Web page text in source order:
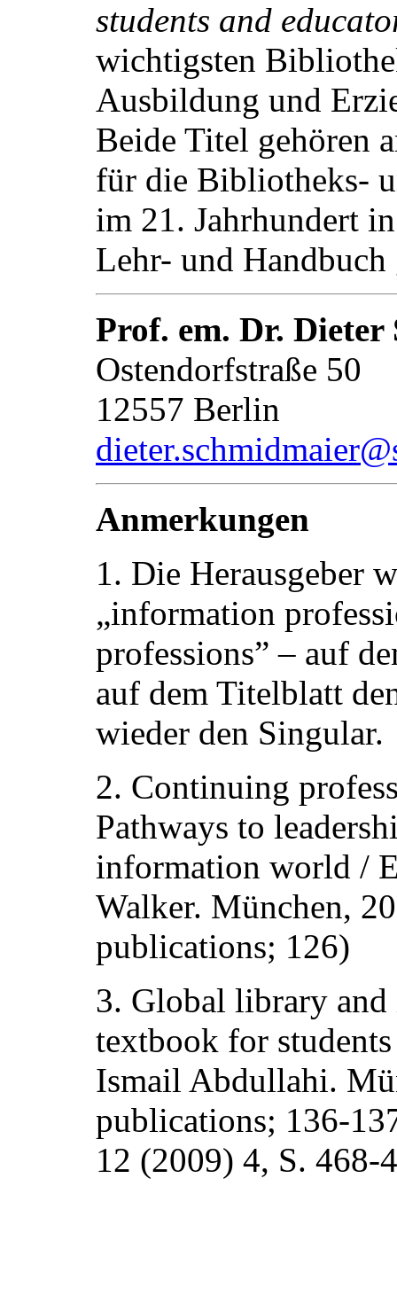
students and
wichtigsten
Ausbildung und
Beide Titel gehören
für die Bibliotheks-
im 21. Jahrhundert
Lehr- und Handbuch
Prof. em. Dr. Dieter
Ostendorfstraße 50
12557 Berlin
Anmerkungen
1. Die Herausgeber
„information
professions” – auf
auf dem Titelblatt
wieder den Singular.
2. Continuing
Pathways to
information world /
Walker. München,
publications; 126)
3. Global library
textbook for
Ismail Abdullahi.
publications; 136-
12 (2009) 4, S. 468-